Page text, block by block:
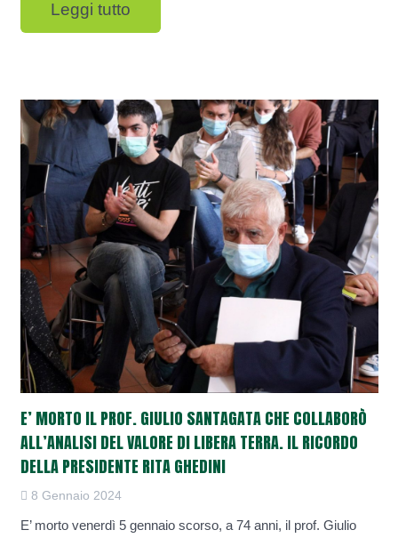
Leggi tutto
E’ MORTO IL PROF. GIULIO SANTAGATA CHE COLLABORÒ
ALL’ANALISI DEL VALORE DI LIBERA TERRA. IL RICORDO
DELLA PRESIDENTE RITA GHEDINI
8 Gennaio 2024
E’ morto venerdì 5 gennaio scorso, a 74 anni, il prof. Giulio